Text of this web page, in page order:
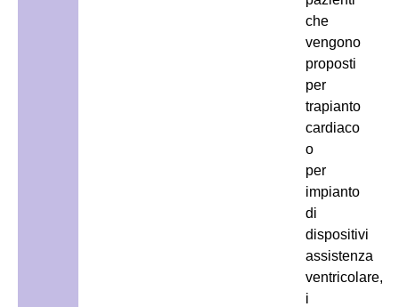
che
vengono
proposti
per
trapianto
cardiaco
o
per
impianto
di
dispositivi
assistenza
ventricolare,
i